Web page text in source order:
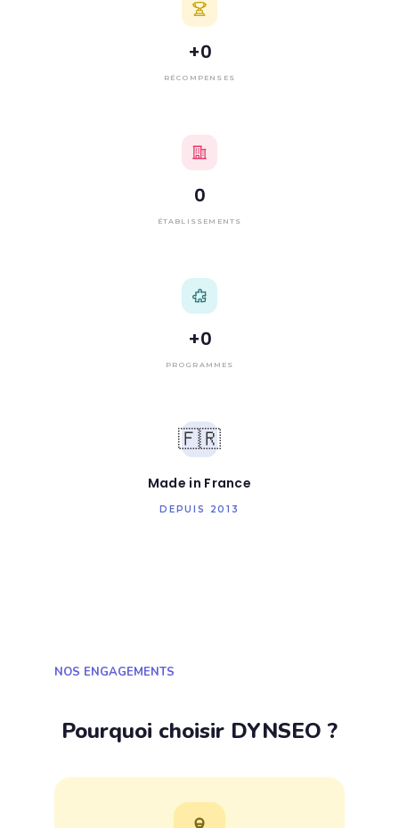
+0
RÉCOMPENSES
0
ÉTABLISSEMENTS
+0
PROGRAMMES
🇫🇷
Made in France
DEPUIS 2013
NOS ENGAGEMENTS
Pourquoi choisir DYNSEO ?